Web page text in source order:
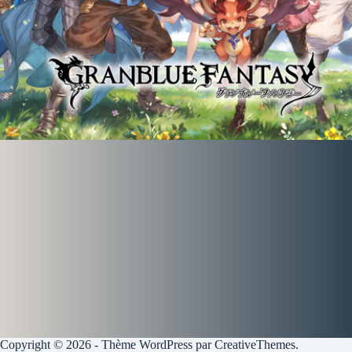
Copyright © 2026 - Thème WordPress parCreativeThemes.